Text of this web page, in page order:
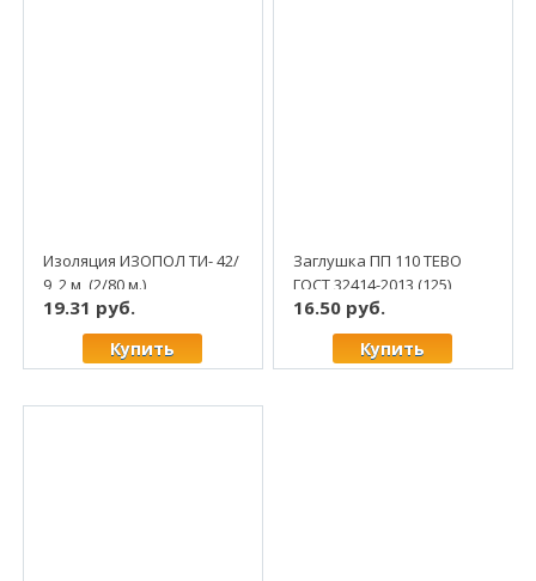
Изоляция ИЗОПОЛ ТИ- 42/
9, 2 м, (2/80 м.)
19.31 руб.
Купить
Заглушка ПП 110 ТЕВО
ГОСТ 32414-2013 (125)
16.50 руб.
Купить